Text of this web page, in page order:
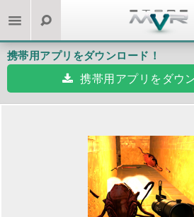
携帯用アプリをダウンロード！
携帯用アプリをダウ